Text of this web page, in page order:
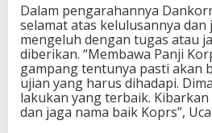
Dalam pengarahannya
selamat atas kelulusannya
mengeluh dengan tugas atau
diberikan. “Membawa Panji
gampang tentunya pasti akan
ujian yang harus dihadapi.
lakukan yang terbaik.
dan jaga nama baik Koprs”,